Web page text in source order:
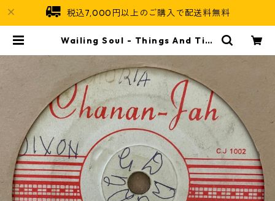
税込7,000円以上のご購入で配送料無料
Wailing Soul - Things And Tim